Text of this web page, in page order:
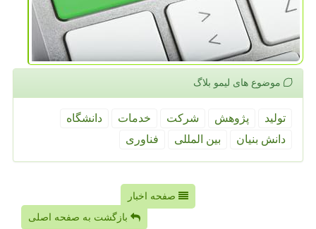
موضوع های لیمو بلاگ
تولید پژوهش شركت خدمات
دانشگاه
دانش بنیان
بین المللی فناوری
صفحه اخبار
بازگشت به صفحه اصلی